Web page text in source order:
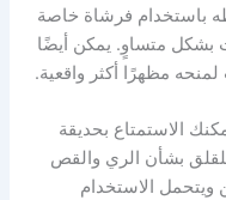
باستخدام فرشاة خاصة
بشكل متساوٍ. يمكن أيضًا
مظهرًا أكثر واقعية.
الاستمتاع بحديقة
بشأن الري والقص
ويتحمل الاستخدام